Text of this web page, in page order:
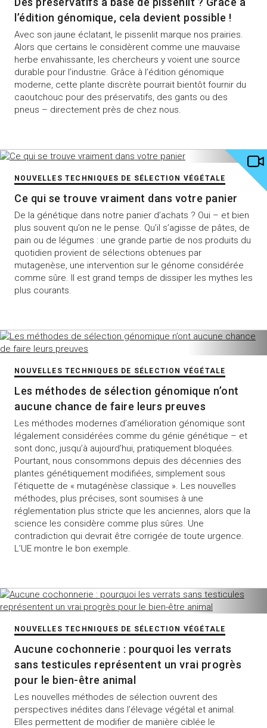
l’édition génomique, cela devient possible !
Avec son jaune éclatant, le pissenlit marque nos prairies.
Alors que certains le considèrent comme une mauvaise
herbe envahissante, les chercheurs y voient une source
durable pour l’industrie. Grâce à l’édition génomique
moderne, cette plante discrète pourrait bientôt fournir du
caoutchouc pour des préservatifs, des gants ou des
pneus – directement près de chez nous.
NOUVELLES TECHNIQUES DE SÉLECTION VÉGÉTALE
Ce qui se trouve vraiment dans votre panier
De la génétique dans notre panier d’achats ? Oui – et bien
plus souvent qu’on ne le pense. Qu’il s’agisse de pâtes, de
pain ou de légumes : une grande partie de nos produits du
quotidien provient de sélections obtenues par
mutagenèse, une intervention sur le génome considérée
comme sûre. Il est grand temps de dissiper les mythes les
plus courants.
NOUVELLES TECHNIQUES DE SÉLECTION VÉGÉTALE
Les méthodes de sélection génomique n’ont
aucune chance de faire leurs preuves
Les méthodes modernes d’amélioration génomique sont
légalement considérées comme du génie génétique – et
sont donc, jusqu’à aujourd’hui, pratiquement bloquées.
Pourtant, nous consommons depuis des décennies des
plantes génétiquement modifiées, simplement sous
l’étiquette de « mutagénèse classique ». Les nouvelles
méthodes, plus précises, sont soumises à une
réglementation plus stricte que les anciennes, alors que la
science les considère comme plus sûres. Une
contradiction qui devrait être corrigée de toute urgence.
L’UE montre le bon exemple.
NOUVELLES TECHNIQUES DE SÉLECTION VÉGÉTALE
Aucune cochonnerie : pourquoi les verrats
sans testicules représentent un vrai progrès
pour le bien-être animal
Les nouvelles méthodes de sélection ouvrent des
perspectives inédites dans l’élevage végétal et animal.
Elles permettent de modifier de manière ciblée le